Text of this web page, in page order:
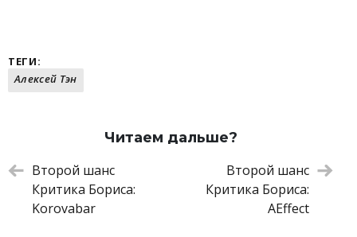
ТЕГИ:
Алексей Тэн
Читаем дальше?
Второй шанс
Критика Бориса:
Korovabar
Второй шанс
Критика Бориса:
AEffect